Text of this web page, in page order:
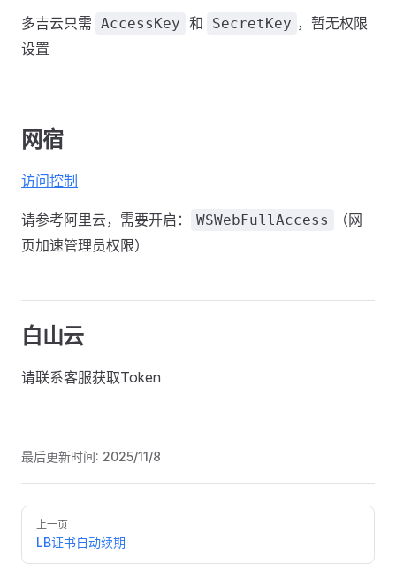
多吉云只需 AccessKey 和 SecretKey ，暂无权限
设置
网宿
访问控制
请参考阿里云，需要开启： WSWebFullAccess
（网
页加速管理员权限）
白山云
请联系客服获取Token
最后更新时间: 2025/11/8
Pager
上一页
LB证书自动续期